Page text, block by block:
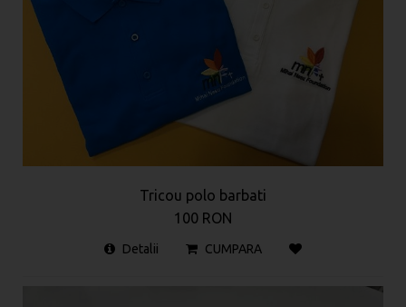
Tricou polo barbati
100 RON
Detalii CUMPARA